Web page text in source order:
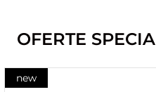
OFERTE
new